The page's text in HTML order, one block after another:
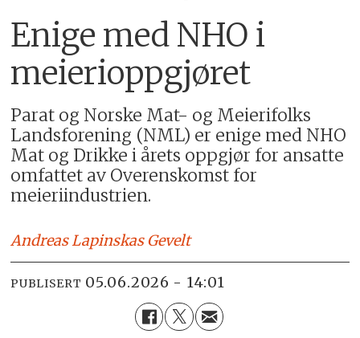
Enige med NHO i
meierioppgjøret
Parat og Norske Mat- og Meierifolks
Landsforening (NML) er enige med NHO
Mat og Drikke i årets oppgjør for ansatte
omfattet av Overenskomst for
meieriindustrien.
Andreas Lapinskas Gevelt
PUBLISERT 05.06.2026 - 14:01